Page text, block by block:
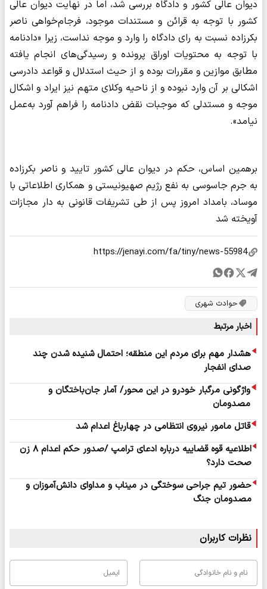
دیوان عالی کشور و دادگاه بررسی شد، اما در نهایت دیوان عالی
کشور با توجه به قرائن و مستندات موجود، فرجام‌خواهی ناصر
بکرزاده نسبت به رای دادگاه را وارد و موجه نداست، زیرا «دادنامه
با توجه به محتویات اوراق پرونده و رسیدگی‌های انجام یافته
مطابق موازین و مقررات بوده و از حیث استدلال و قواعد دادرسی
اشکالی بر آن وارد نبوده و از ناحیه وکلای متهم نیز ایراد و اشکال
موجه و مستدلی که موجبات نقض دادنامه را فراهم آورد به‌عمل
نیامد».
برهمین اساس، حکم در دیوان عالی کشور تایید و ناصر بکرزاده
به جرم جاسوسی به نفع رژیم صهیونیستی و همکاری اطلاعاتی با
موساد، بامداد امروز پس از طی تشریفات قانونی به دار مجازات
آویخته شد
حوادث شهری
اخبار مرتبط
هشدار مهم برای مردم این منطقه؛ احتمال شنیده شدن چند
صدای انفجار
واژگونی مرگبار خودرو در این محور/ آمار جان‌باختگان و
مصدومان
قاتل مامور نیروی انتظامی در چهارباغ اعدام شد
اطلاعیه قوه قضاییه درباره ادعای ترامپ /صدور حکم اعدام ۸ زن
صحت دارد؟
حضور تیم جراحی سوختگی در میناب و مداوای دانش‌آموزان و
مصدومان جنگ
نظرات کاربران